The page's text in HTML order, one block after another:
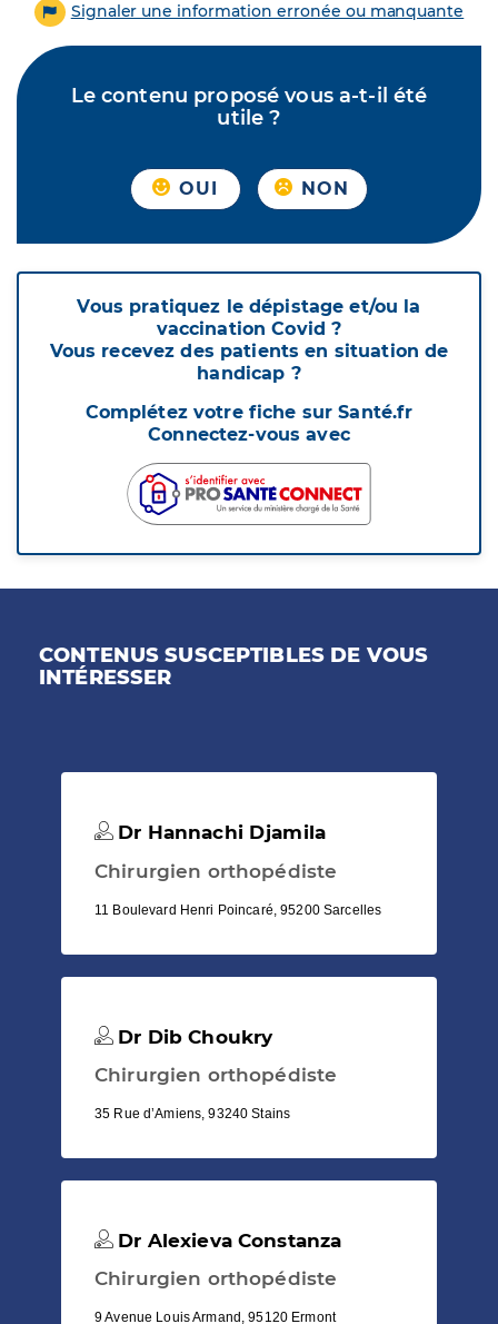
Signaler une information erronée ou manquante
Le contenu proposé vous a-t-il été
utile ?
OUI NON
Vous pratiquez le dépistage et/ou la
vaccination Covid ?
Vous recevez des patients en situation de
handicap ?
Complétez votre fiche sur Santé.fr
Connectez-vous avec
CONTENUS SUSCEPTIBLES DE VOUS
INTÉRESSER
Dr Hannachi Djamila
Chirurgien orthopédiste
11 Boulevard Henri Poincaré, 95200 Sarcelles
Dr Dib Choukry
Chirurgien orthopédiste
35 Rue d’Amiens, 93240 Stains
Dr Alexieva Constanza
Chirurgien orthopédiste
9 Avenue Louis Armand, 95120 Ermont